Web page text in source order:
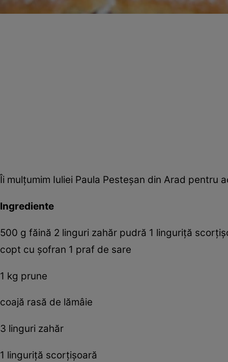
Îi mulţumim Iuliei Paula Pesteşan din Arad
Ingrediente
500 g făină 2 linguri zahăr pudră 1 linguriţă
copt cu şofran 1 praf de sare
1 kg prune
coajă rasă de lămâie
3 linguri zahăr
1 linguriţă scorţişoară